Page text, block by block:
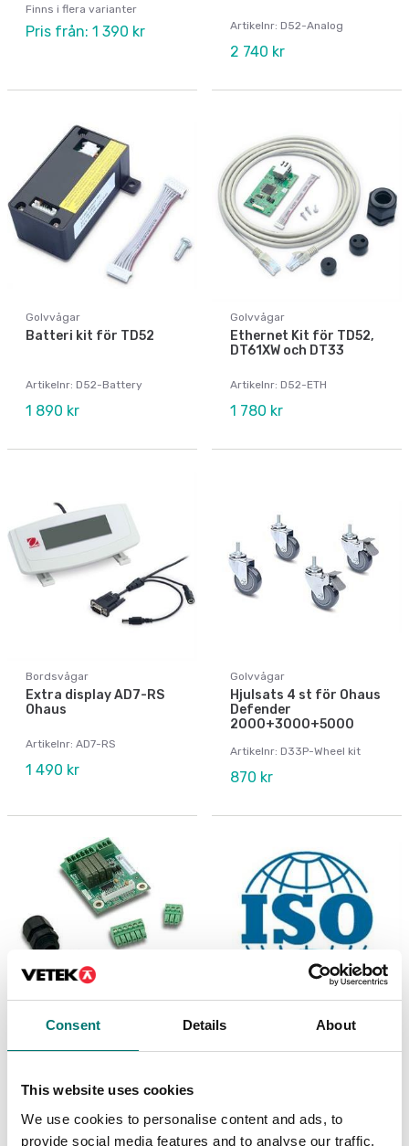
Consent Details About
This website uses cookies
We use cookies to personalise content and ads, to
provide social media features and to analyse our traffic.
Finns i flera varianter
Pris från: 1 390 kr Artikelnr: D52-Analog
2 740 kr
Golvvågar
Batteri kit för TD52
Artikelnr: D52-Battery
1 890 kr
Golvvågar
Ethernet Kit för TD52,
DT61XW och DT33
Artikelnr: D52-ETH
1 780 kr
Bordsvågar
Extra display AD7-RS
Ohaus
Artikelnr: AD7-RS
1 490 kr
Golvvågar
Hjulsats 4 st för Ohaus
Defender
2000+3000+5000
Artikelnr: D33P-Wheel kit
870 kr
1 410 kr
Pris från: 1 999 kr